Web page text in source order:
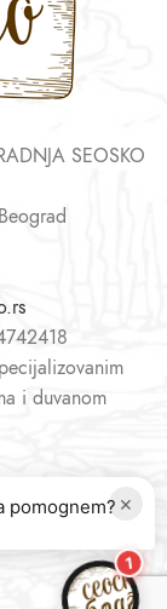
SEOSKO
i duvanom
×
pomognem?
1